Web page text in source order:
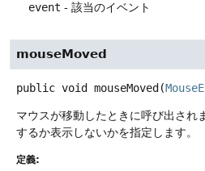
event - 該当のイベント
mouseMoved
public void mouseMoved (
マウスが移動したときに呼び出され
するか表示しないかを指定します。
定義: